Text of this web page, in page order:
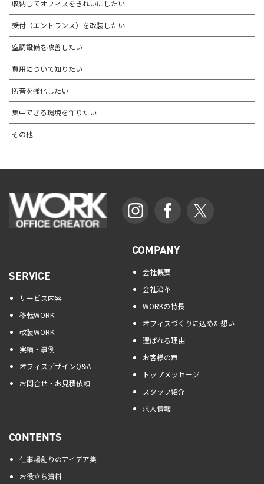
収納してオフィスをきれいにしたい
受付（エントランス）を改装したい
空調設備を改善したい
費用について知りたい
防音を強化したい
集中できる環境を作りたい
その他
SERVICE
サービス内容
移転WORK
改装WORK
実績・事例
オフィスデザインQ&A
お問合せ・お見積依頼
COMPANY
会社概要
会社沿革
WORKの特長
オフィスづくりに込めた想い
選ばれる理由
お客様の声
トップメッセージ
スタッフ紹介
求人情報
CONTENTS
仕事場創りのアイデア集
お役立ち資料